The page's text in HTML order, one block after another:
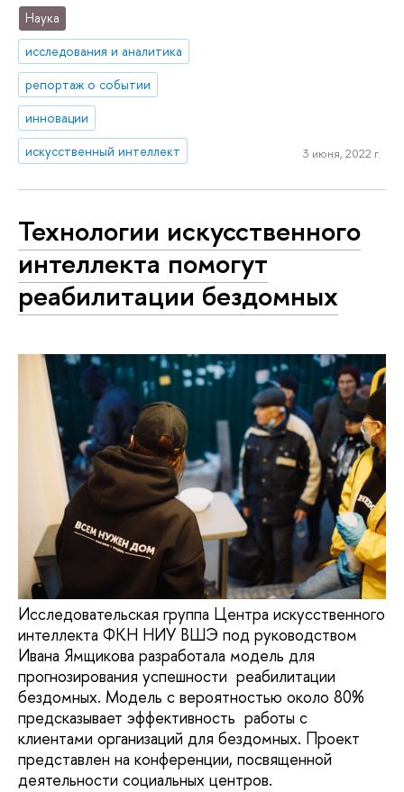
Наука
исследования и аналитика
репортаж о событии
инновации
искусственный интеллект
3 июня, 2022 г.
Технологии искусственного
интеллекта помогут
реабилитации бездомных
Исследовательская группа Центра искусственного
интеллекта ФКН НИУ ВШЭ под руководством
Ивана Ямщикова разработала модель для
прогнозирования успешности реабилитации
бездомных. Модель с вероятностью около 80%
предсказывает эффективность работы с
клиентами организаций для бездомных. Проект
представлен на конференции, посвященной
деятельности социальных центров.